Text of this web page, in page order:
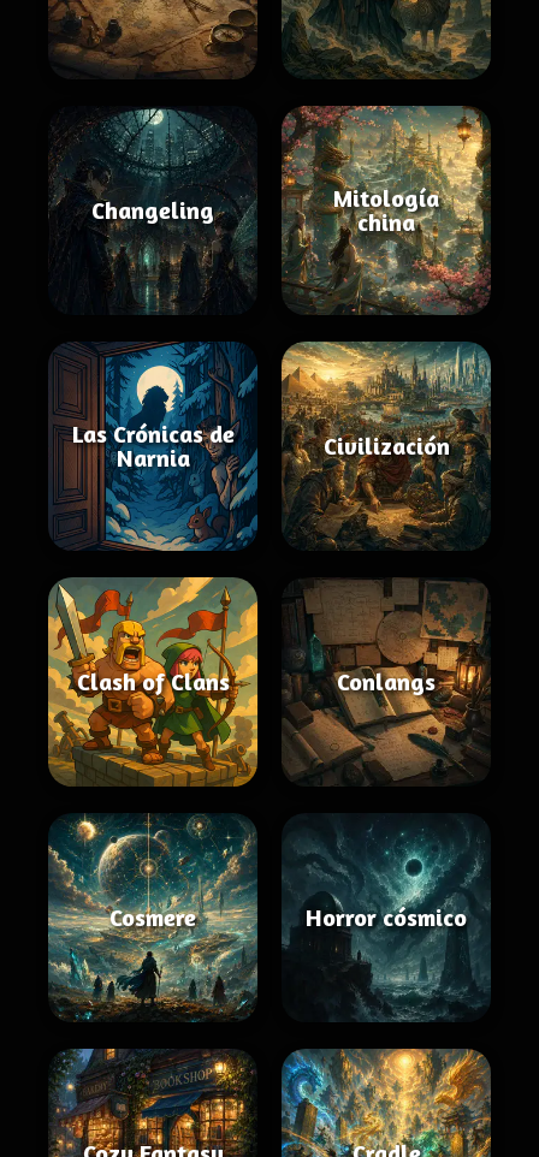
Changeling
Mitología
china
Las Crónicas de
Narnia
Civilización
Clash of Clans Conlangs
Cosmere Horror cósmico